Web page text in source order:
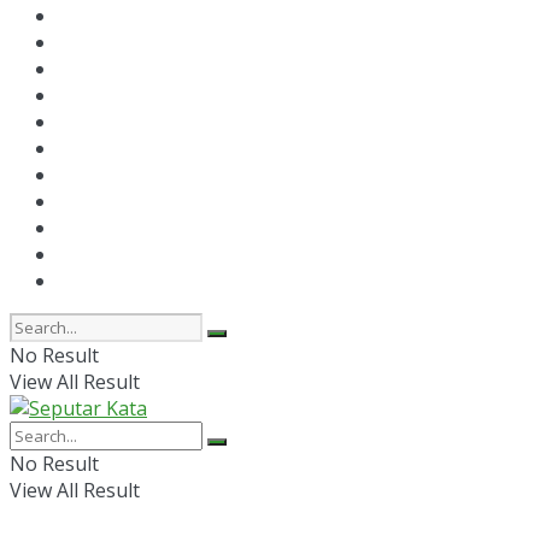
No Result
View All Result
No Result
View All Result